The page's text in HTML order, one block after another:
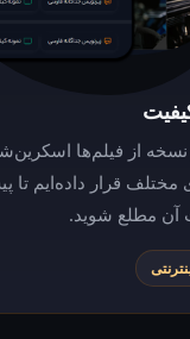
اسکرین‌شات‌هایی از
داده‌ایم تا پیش از دانلود